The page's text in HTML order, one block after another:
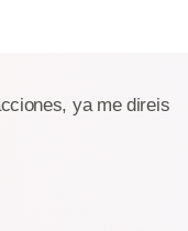
ya me direis